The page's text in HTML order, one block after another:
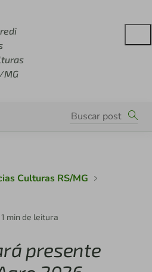
MG
Culturas RS/MG
1 min de leitura
presente